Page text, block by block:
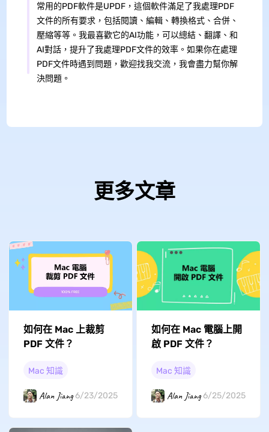
常用的PDF軟件是UPDF，這個軟件滿足了我處理PDF
文件的所有要求，包括閱讀、編輯、轉換格式、合併、
壓縮等等。我最喜歡它的AI功能，可以總結、翻譯、和
AI對話，提升了我處理PDF文件的效率。如果你在處理
PDF文件時遇到問題，歡迎找我交流，我會盡力幫你解
決問題。
更多文章
如何在 Mac 上裁剪
PDF 文件？
Mac 知識
Alan Jiang 6/23/2025
如何在 Mac 電腦上開
啟 PDF 文件？
Mac 知識
Alan Jiang 6/25/2025